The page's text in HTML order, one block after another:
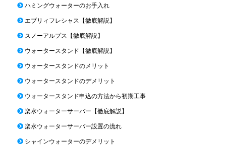
ハミングウォーターのお手入れ
エブリィフレシャス【徹底解説】
スノーアルプス【徹底解説】
ウォータースタンド【徹底解説】
ウォータースタンドのメリット
ウォータースタンドのデメリット
ウォータースタンド申込の方法から初期工事
楽水ウォーターサーバー【徹底解説】
楽水ウォーターサーバー設置の流れ
シャインウォーターのデメリット